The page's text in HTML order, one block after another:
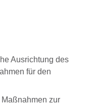
Ausrichtung des
für den
zur